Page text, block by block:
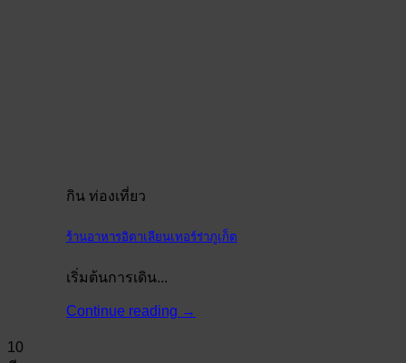
กิน ท่องเที่ยว
ร้านอาหารอิตาเลียนเทอร์ร่าภูเก็ต
เริ่มต้นการเดิน...
Continue reading →
10